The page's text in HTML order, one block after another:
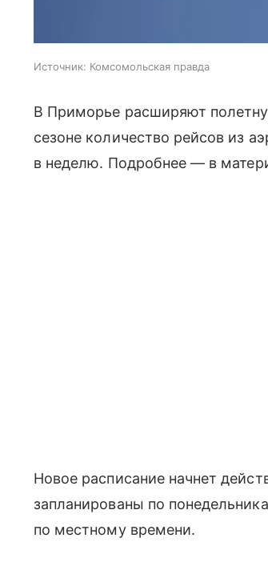
Источник: Комсомольская правда
В Приморье расширяют
сезоне количество рейсов из
в неделю. Подробнее — в
Новое расписание начнет
запланированы по
по местному времени.